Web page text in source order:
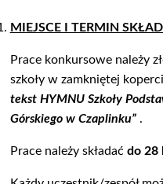
MIEJSCE I TERMIN
Prace konkursowe należy
szkoły w zamkniętej
tekst HYMNU Szkoły
Górskiego w Czaplinku”.
Prace należy składać do 28